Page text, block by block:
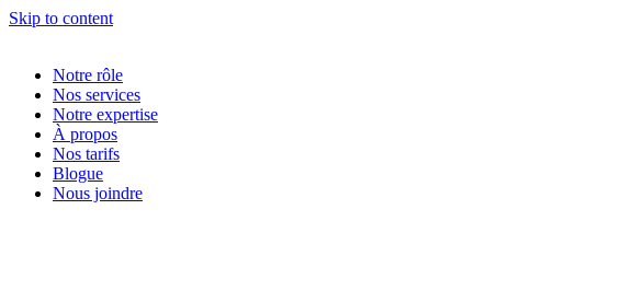
Skip to content
Notre rôle
Nos services
Notre expertise
À propos
Nos tarifs
Blogue
Nous joindre